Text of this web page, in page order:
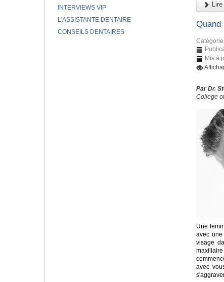
Quand
Mis à
Par Dr.
College
Une
avec
visage
avec
INTERVIEWS VIP
L'ASSISTANTE DENTAIRE
CONSEILS DENTAIRES